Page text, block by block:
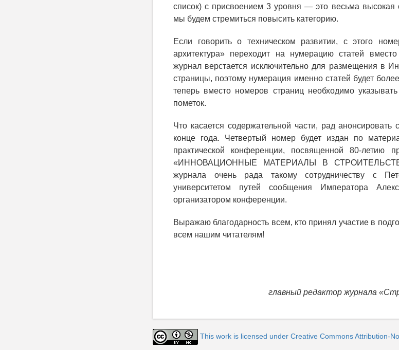
список) с присвоением 3 уровня — это весьма
мы будем стремиться повысить категорию.
Если говорить о техническом развитии, с этого
архитектура» переходит на нумерацию статей
журнал верстается исключительно для размещения в
страницы, поэтому нумерация именно статей будет
теперь вместо номеров страниц необходимо
пометок.
Что касается содержательной части, рад
конце года. Четвертый номер будет издан по
практической конференции, посвященной 80-летию
«ИННОВАЦИОННЫЕ МАТЕРИАЛЫ В
журнала очень рада такому сотрудничеству с
университетом путей сообщения Императора
организатором конференции.
Выражаю благодарность всем, кто принял участие в
всем нашим читателям!
главный редактор журнала
This work is licensed under Creative Commons Attribution-